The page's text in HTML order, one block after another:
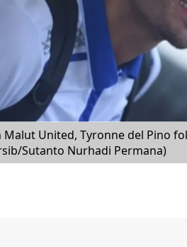
United, Tyronne del Pino
Sutanto Nurhadi Permana)